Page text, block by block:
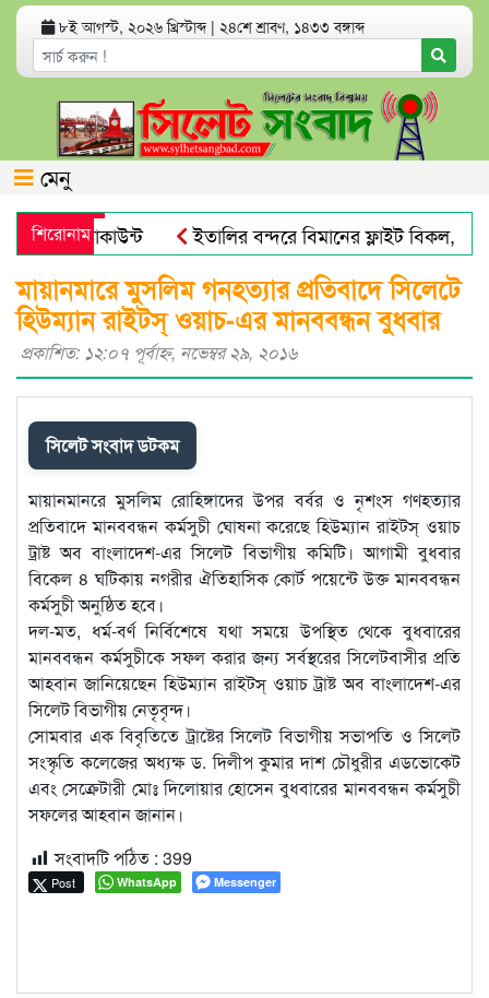
৮ই আগস্ট, ২০২৬ খ্রিস্টাব্দ | ২৪শে শ্রাবণ, ১৪৩৩ বঙ্গাব্দ
মেনু
শিরোনাম
অ্যাকাউন্ট
ইতালির বন্দরে বিমানের ফ্লাইট বিকল,
পায়না : এড. জুবায়ের
তেল, গ্যাস, বিদ্যুৎ সঙ্কট ও
মায়ানমারে মুসলিম গনহত্যার প্রতিবাদে সিলেটে
হিউম্যান রাইটস্ ওয়াচ-এর মানববন্ধন বুধবার
প্রকাশিত: ১২:০৭ পূর্বাহ্ণ, নভেম্বর ২৯, ২০১৬
সিলেট সংবাদ ডটকম
মায়ানমানরে মুসলিম রোহিঙ্গাদের উপর বর্বর ও নৃশংস গণহত্যার
প্রতিবাদে মানববন্ধন কর্মসুচী ঘোষনা করেছে হিউম্যান রাইটস্ ওয়াচ
ট্রাষ্ট অব বাংলাদেশ-এর সিলেট বিভাগীয় কমিটি। আগামী বুধবার
বিকেল ৪ ঘটিকায় নগরীর ঐতিহাসিক কোর্ট পয়েন্টে উক্ত মানববন্ধন
কর্মসুচী অনুষ্ঠিত হবে।
দল-মত, ধর্ম-বর্ণ নির্বিশেষে যথা সময়ে উপস্থিত থেকে বুধবারের
মানববন্ধন কর্মসুচীকে সফল করার জন্য সর্বস্থরের সিলেটবাসীর প্রতি
আহবান জানিয়েছেন হিউম্যান রাইটস্ ওয়াচ ট্রাষ্ট অব বাংলাদেশ-এর
সিলেট বিভাগীয় নেতৃবৃন্দ।
সোমবার এক বিবৃতিতে ট্রাষ্টের সিলেট বিভাগীয় সভাপতি ও সিলেট
সংস্কৃতি কলেজের অধ্যক্ষ ড. দিলীপ কুমার দাশ চৌধুরীর এডভোকেট
এবং সেক্রেটারী মোঃ দিলোয়ার হোসেন বুধবারের মানববন্ধন কর্মসুচী
সফলের আহবান জানান।
সংবাদটি পঠিত : 399
Post WhatsApp Messenger